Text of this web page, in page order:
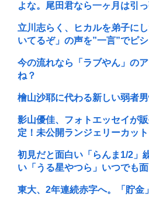
よな。尾田君なら一ヶ月は引っ
立川志らく、ヒカルを弟子に
いてるぞ」の声を”一言”でピシ
今の流れなら「ラブやん」の
ね？
檜山沙耶に代わる新しい弱者
影山優佳、フォトエッセイが
定！未公開ランジェリーカッ
初見だと面白い「らんま1/2」
い「うる星やつら」いつでも
東大、2年連続赤字へ。「貯金